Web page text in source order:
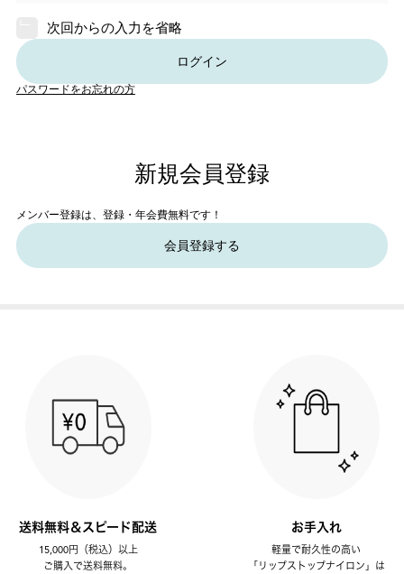
次回からの入力を省略
ログイン
パスワードをお忘れの方
新規会員登録
メンバー登録は、登録・年会費無料です！
会員登録する
送料無料＆スピード配送
15,000円（税込）以上
ご購入で送料無料。
お手入れ
軽量で耐久性の高い
「リップストップナイロン」は